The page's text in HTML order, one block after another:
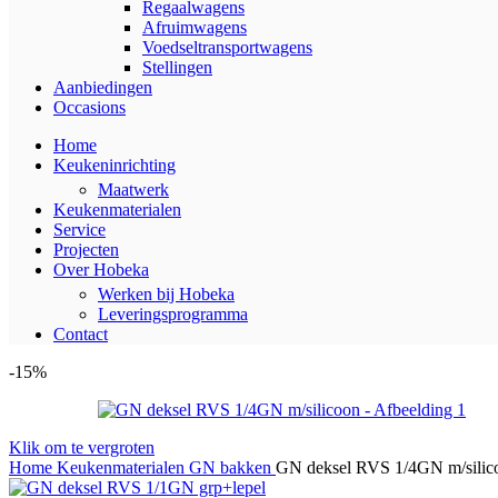
Regaalwagens
Afruimwagens
Voedseltransportwagens
Stellingen
Aanbiedingen
Occasions
Home
Keukeninrichting
Maatwerk
Keukenmaterialen
Service
Projecten
Over Hobeka
Werken bij Hobeka
Leveringsprogramma
Contact
-15%
Klik om te vergroten
Home Keukenmaterialen GN bakken GN deksel RVS 1/4GN m/